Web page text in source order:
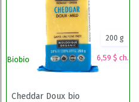
Biobio 6,59 $ ch.
200 g
Cheddar Doux bio